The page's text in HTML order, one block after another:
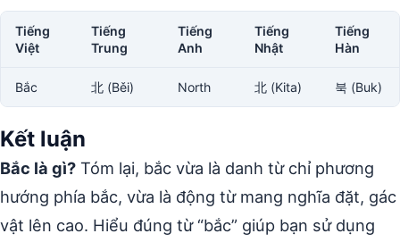
Tiếng
Việt
Tiếng
Trung
Tiếng
Anh
Tiếng
Nhật
Tiếng
Hàn
Bắc 北 (Běi) North 北 (Kita) 북 (Buk)
Kết luận
Bắc là gì? Tóm lại, bắc vừa là danh từ chỉ phương
hướng phía bắc, vừa là động từ mang nghĩa đặt, gác
vật lên cao. Hiểu đúng từ “bắc” giúp bạn sử dụng